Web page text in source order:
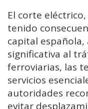
El corte
tenido
capital
significativa al
ferroviarias, las
servicios
autoridades
evitar